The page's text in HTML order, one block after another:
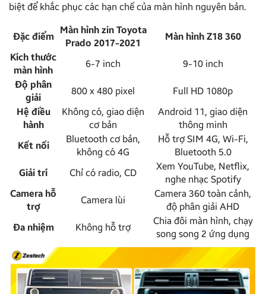
biệt để khắc phục các hạn chế của màn hình nguyên bản.
Đặc điểm
Màn hình zin Toyota
Prado 2017-2021
Màn hình Z18 360
Kích thước
màn hình
6-7 inch
9-10 inch
Độ phân
giải
800 x 480 pixel
Full HD 1080p
Hệ điều
hành
Không có, giao diện
cơ bản
Android 11, giao diện
thông minh
Kết nối
Bluetooth cơ bản,
không có 4G
Hỗ trợ SIM 4G, Wi-Fi,
Bluetooth 5.0
Giải trí
Chỉ có radio, CD
Xem YouTube, Netflix,
nghe nhạc Spotify
Camera hỗ
trợ
Camera lùi
Camera 360 toàn cảnh,
độ phân giải AHD
Đa nhiệm
Không hỗ trợ
Chia đôi màn hình, chạy
song song 2 ứng dụng